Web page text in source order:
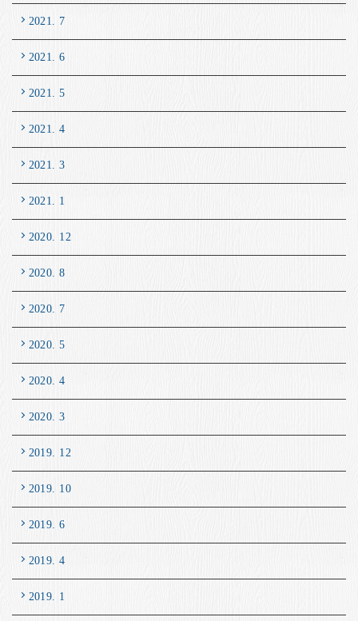
2021. 7
2021. 6
2021. 5
2021. 4
2021. 3
2021. 1
2020. 12
2020. 8
2020. 7
2020. 5
2020. 4
2020. 3
2019. 12
2019. 10
2019. 6
2019. 4
2019. 1